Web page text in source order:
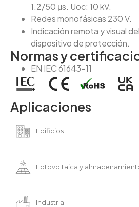
1.2/50 μs. Uoc: 10 kV.
Redes monofásicas 230 V.
Indicación remota y visual
dispositivo de protección.
Normas y
EN IEC 61643-11
Aplicaciones
Edificios
Fotovoltaica y
Industria